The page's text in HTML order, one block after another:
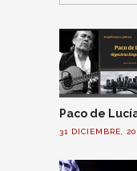
Paco de
31 DICIEMBRE,